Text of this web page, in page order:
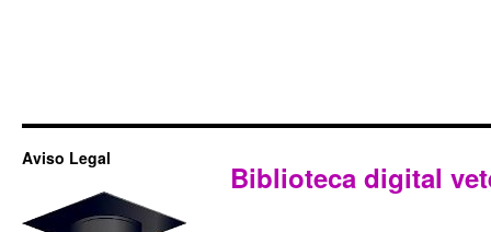
Aviso Legal
Biblioteca digital